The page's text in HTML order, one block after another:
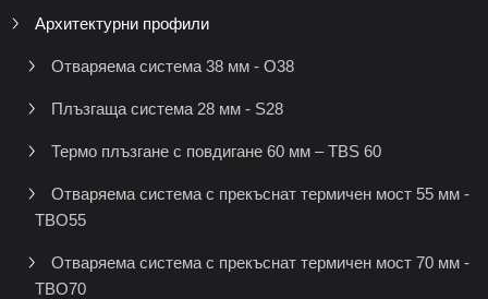
Архитектурни профили
Отваряема система 38 мм - O38
Плъзгаща система 28 мм - S28
Термо плъзгане с повдигане 60 мм – TBS 60
Отваряема система с прекъснат термичен мост 55 мм -
TBO55
Отваряема система с прекъснат термичен мост 70 мм -
TBO70